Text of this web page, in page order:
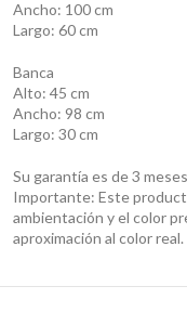
Ancho: 100 cm
Largo: 60 cm
Banca
Alto: 45 cm
Ancho: 98 cm
Largo: 30 cm
Su garantía es de 3
Importante: Este
ambientación y el color
aproximación al color real.